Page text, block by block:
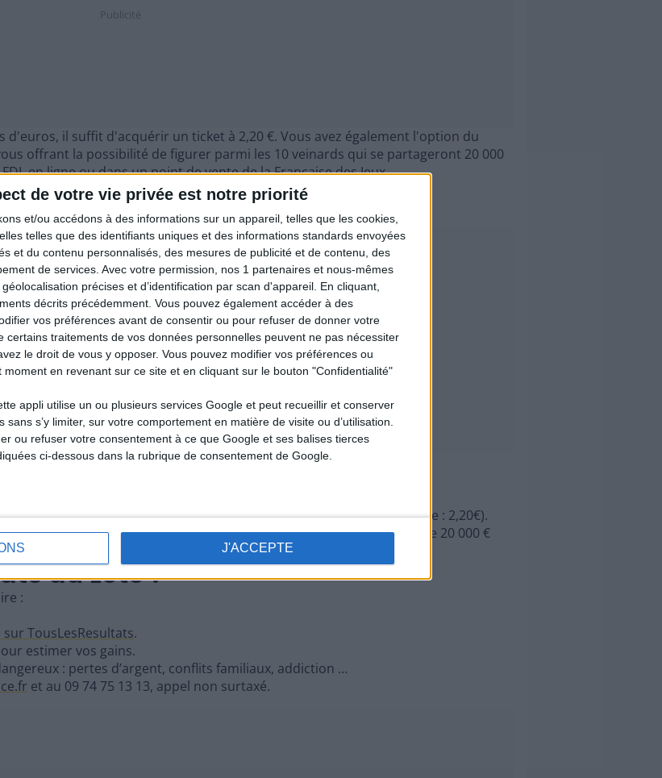
de votre vie privée est notre priorité
et/ou accédons à des informations sur un appareil, telles que les cookies,
telles que des identifiants uniques et des informations standards envoyées
et du contenu personnalisés, des mesures de publicité et de contenu, des
de services. Avec votre permission, nos 1 partenaires et nous-mêmes
précises et d’identification par scan d'appareil. En cliquant,
décrits précédemment. Vous pouvez également accéder à des
vos préférences avant de consentir ou pour refuser de donner votre
certains traitements de vos données personnelles peuvent ne pas nécessiter
le droit de vous y opposer. Vous pouvez modifier vos préférences ou
en revenant sur ce site et en cliquant sur le bouton "Confidentialité"
appli utilise un ou plusieurs services Google et peut recueillir et conserver
s’y limiter, sur votre comportement en matière de visite ou d’utilisation.
ou refuser votre consentement à ce que Google et ses balises tierces
ci-dessous dans la rubrique de consentement de Google.
J'ACCEPTE
il suffit d'acquérir un ticket à 2,20 €. Vous avez également l'option du
offrant la possibilité de figurer parmi les 10 veinards qui se partageront 20 000
en ligne ou dans un point de vente de la Française des Jeux.
Loto en Ligne ?
sur FDJ.fr, rien de plus simple :
en cliquant sur "Créer un Compte".
pour le tirage.
pour être éligible au tirage de 4 millions d'euros (prix d'une grille : 2,20€).
vous aurez aussi un code pour le tirage sortant 10 gagnants de 20 000 €
du Loto ?
:
TousLesResultats.
estimer vos gains.
: pertes d’argent, conflits familiaux, addiction …
et au 09 74 75 13 13, appel non surtaxé.